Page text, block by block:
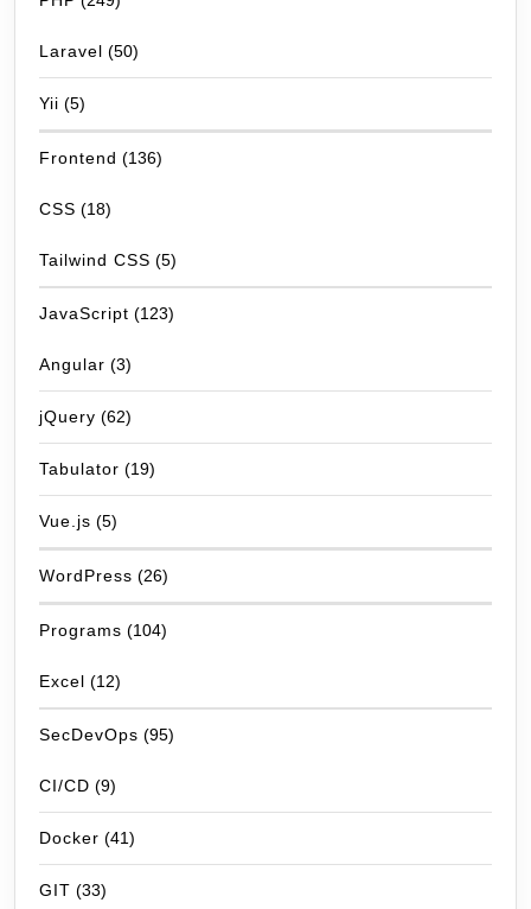
Laravel (50)
Yii (5)
Frontend (136)
CSS (18)
Tailwind CSS (5)
JavaScript (123)
Angular (3)
jQuery (62)
Tabulator (19)
Vue.js (5)
WordPress (26)
Programs (104)
Excel (12)
SecDevOps (95)
CI/CD (9)
Docker (41)
GIT (33)